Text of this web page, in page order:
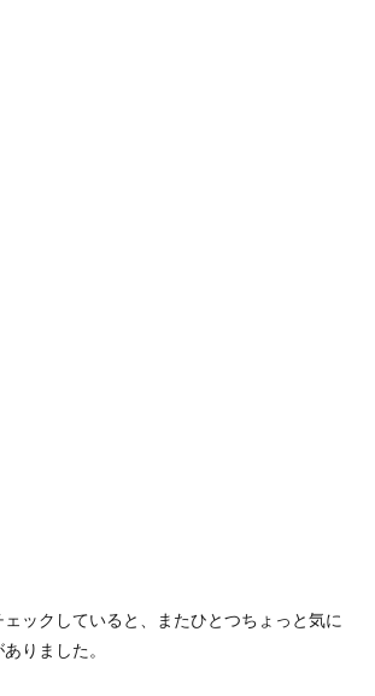
ックしていると、またひとつちょっと気に
りました。